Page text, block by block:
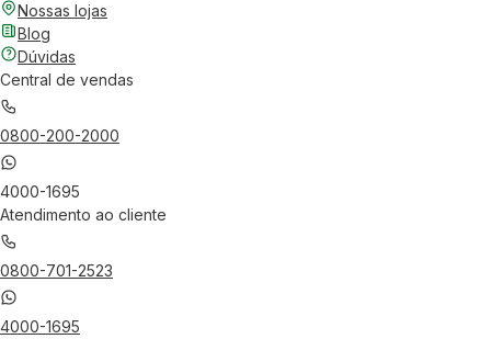
Nossas lojas
Blog
Dúvidas
Central de vendas
0800-200-2000
4000-1695
Atendimento ao cliente
0800-701-2523
4000-1695